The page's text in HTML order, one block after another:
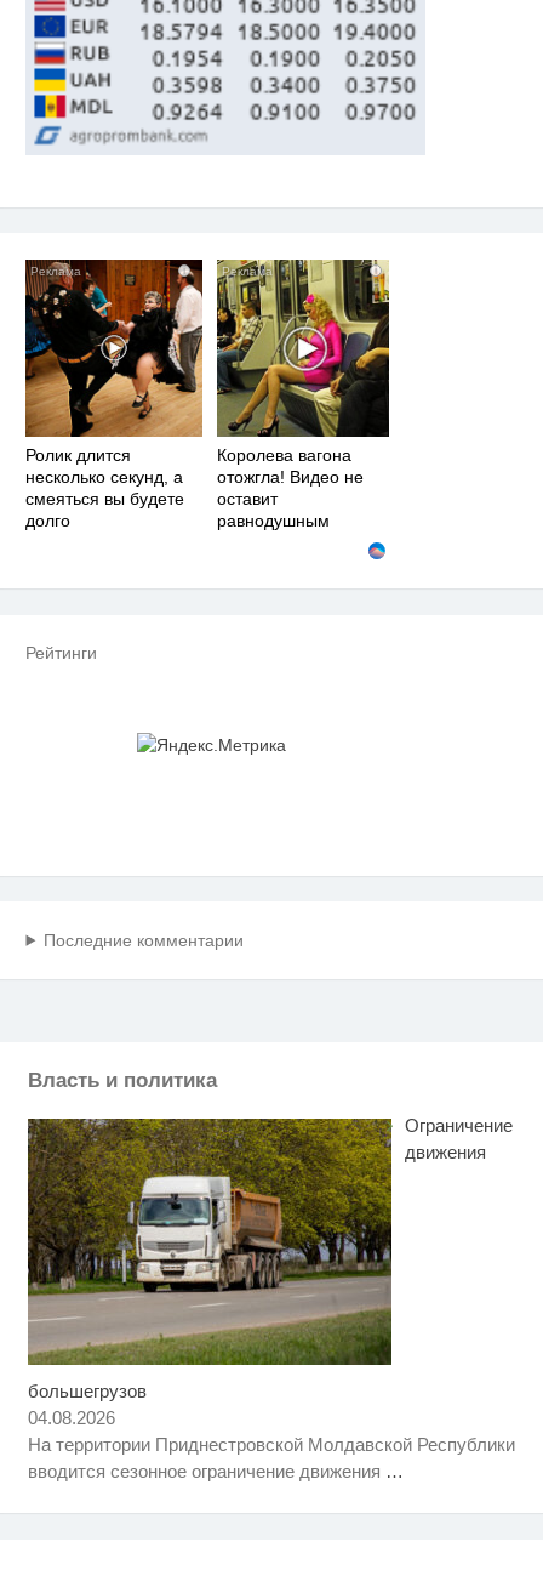
i
Ролик длится
несколько секунд, а
смеяться вы будете
долго
i
Королева вагона
отожгла! Видео не
оставит
равнодушным
Рейтинги
Последние комментарии
Власть и политика
Ограничение
движения
большегрузов
04.08.2026
На территории Приднестровской Молдавской Республики
вводится сезонное ограничение движения …
Скрытая камера на пляже
а смеяться вы будете долго